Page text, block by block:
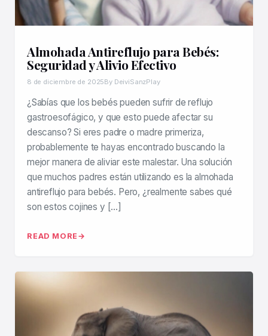
Almohada Antireflujo para Bebés:
Seguridad y Alivio Efectivo
8 de diciembre de 2025By DeiviSanzPlay
¿Sabías que los bebés pueden sufrir de reflujo
gastroesofágico, y que esto puede afectar su
descanso? Si eres padre o madre primeriza,
probablemente te hayas encontrado buscando la
mejor manera de aliviar este malestar. Una solución
que muchos padres están utilizando es la almohada
antireflujo para bebés. Pero, ¿realmente sabes qué
son estos cojines y […]
READ MORE